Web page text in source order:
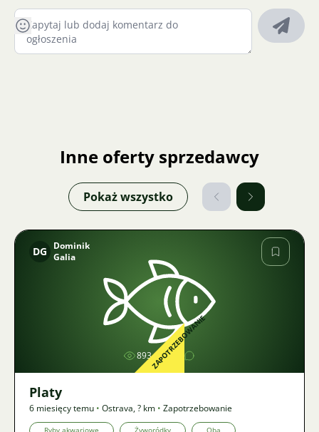
Inne oferty sprzedawcy
Pokaż wszystko
Zdjęcie
DG
Dominik
Galia
893 1
ZAPOTRZEBOWANIE
Platy
6 miesięcy temu • Ostrava,? km • Zapotrzebowanie
Ryby akwariowe Żyworódky Oba